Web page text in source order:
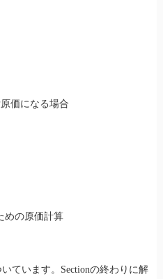
価になる場合
めの原価計算
ています。Sectionの終わりに解